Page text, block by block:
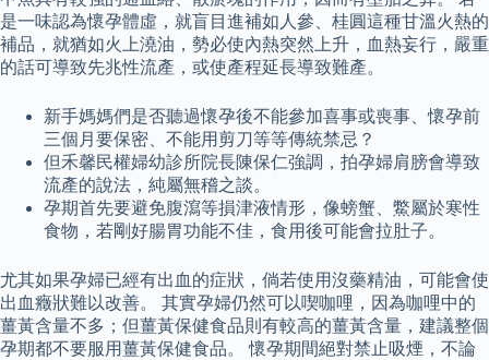
是一味認為懷孕體虛，就盲目進補如人參、桂圓這種甘溫火熱的
補品，就猶如火上澆油，勢必使內熱突然上升，血熱妄行，嚴重
的話可導致先兆性流產，或使產程延長導致難產。
新手媽媽們是否聽過懷孕後不能參加喜事或喪事、懷孕前
三個月要保密、不能用剪刀等等傳統禁忌？
但禾馨民權婦幼診所院長陳保仁強調，拍孕婦肩膀會導致
流產的說法，純屬無稽之談。
孕期首先要避免腹瀉等損津液情形，像螃蟹、鱉屬於寒性
食物，若剛好腸胃功能不佳，食用後可能會拉肚子。
尤其如果孕婦已經有出血的症狀，倘若使用沒藥精油，可能會使
出血癥狀難以改善。 其實孕婦仍然可以喫咖哩，因為咖哩中的
薑黃含量不多；但薑黃保健食品則有較高的薑黃含量，建議整個
孕期都不要服用薑黃保健食品。 懷孕期間絕對禁止吸煙，不論